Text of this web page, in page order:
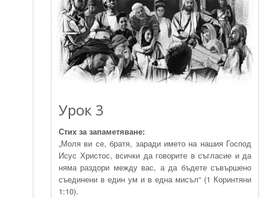
Урок 3
Стих за запаметяване:
„Моля ви се, братя, заради името на нашия Господ
Исус Христос, всички да говорите в съгласие и да
няма раздори между вас, а да бъдете съвършено
съединени в един ум и в една мисъл“ (1 Коринтяни
1:10).